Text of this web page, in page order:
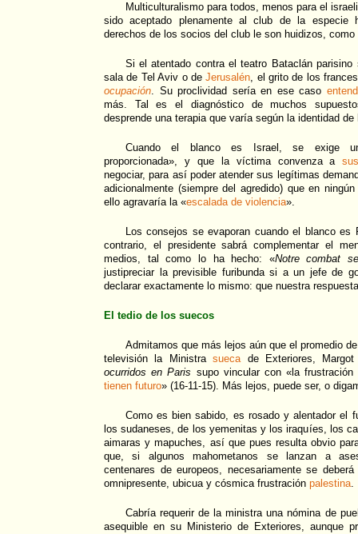
Multiculturalismo para todos, menos para el
sido aceptado plenamente al club de la especie
derechos de los socios del club le son huidizos,
Si el atentado contra el teatro Bataclán parisino
sala de Tel Aviv o deJerusalén, el grito de los
ocupación. Su proclividad sería en ese caso
más. Tal es el diagnóstico de muchos
desprende una terapia que varía según la identidad
Cuando el blanco es Israel, se exige
proporcionada», y que la víctima convenza a
negociar, para así poder atender sus legítimas
adicionalmente (siempre del agredido) que en
ello agravaría la «escalada de violencia».
Los consejos se evaporan cuando el blanco
contrario, el presidente sabrá complementar el
medios, tal como lo ha hecho: «Notre combat
justipreciar la previsible furibunda si a un jefe de
declarar exactamente lo mismo: que nuestra
El tedio de los suecos
Admitamos que más lejos aún que el promedio
televisión la Ministrasuecade Exteriores, Margot
ocurridos en Paris supo vincular con «la frustración
tienen futuro» (16-11-15). Más lejos, puede ser, o
Como es bien sabido, es rosado y alentador el
los sudaneses, de los yemenitas y los iraquíes, los
aimaras y mapuches, así que pues resulta obvio
que, si algunos mahometanos se lanzan a
centenares de europeos, necesariamente se
omnipresente, ubicua y cósmica frustración palestina.
Cabría requerir de la ministra una nómina de
asequible en su Ministerio de Exteriores, aunque